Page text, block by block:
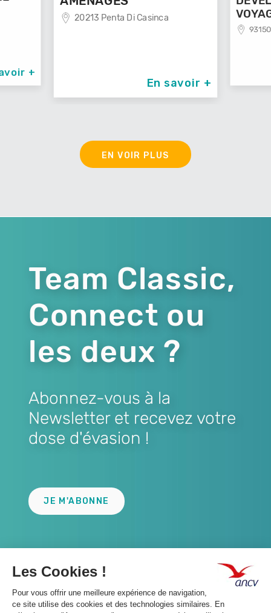
+
20213 Penta Di Casinca
En savoir +
EN VOIR PLUS
Team Classic,
Connect ou
les deux ?
Abonnez-vous à la
Newsletter et recevez votre
dose d'évasion !
JE M'ABONNE